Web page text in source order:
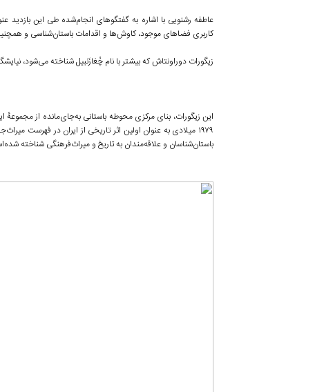
عاطفه رشنویی با اشاره به گفتگو‌های انجام‌شده طی این بازدید
کاربری فضا‌های موجود، کاوش‌ها و اقدامات باستان‌شناسی و
زیگورات دوراونتاش که بیشتر با نام چُغازَنبیل شناخته می‌شود، نیایشگاهی باستانی است که حدود
این زیگورات، بنای مرکزی محوطه باستانی به‌جای‌مانده از
۱۹۷۹ میلادی به عنوان اولین اثر تاریخی از ایران در
باستان‌شناسان و علاقه‌مندان به تاریخ و میراث‌فرهنگی شناخته